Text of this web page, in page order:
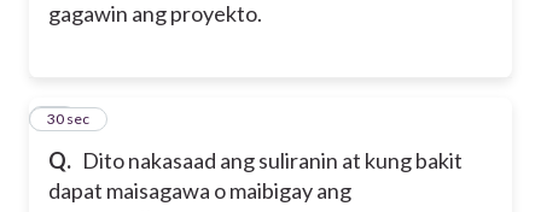
gagawin ang proyekto.
Q. Dito nakasaad ang suliranin at kung bakit
dapat maisagawa o maibigay ang
37
30 sec